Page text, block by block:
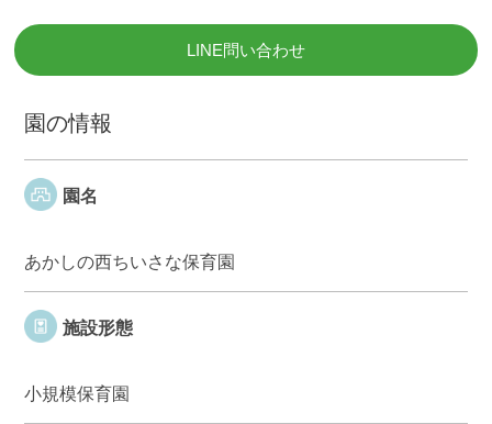
LINE問い合わせ
園の情報
園名
あかしの西ちいさな保育園
施設形態
小規模保育園